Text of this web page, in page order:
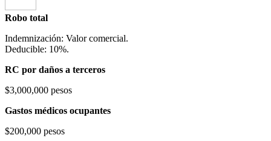
Robo total
Indemnización: Valor comercial.
Deducible: 10%.
RC por daños a terceros
$3,000,000 pesos
Gastos médicos ocupantes
$200,000 pesos